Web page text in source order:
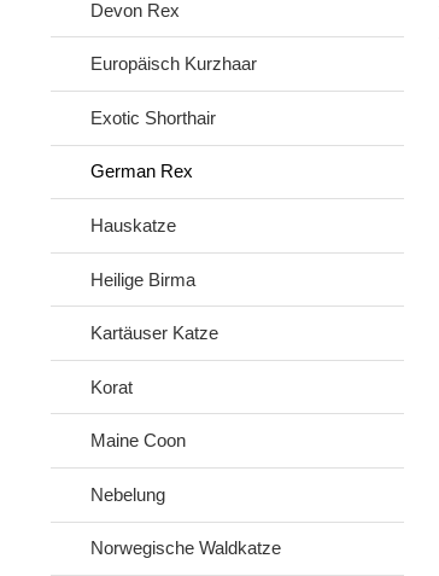
Devon Rex
Europäisch Kurzhaar
Exotic Shorthair
German Rex
Hauskatze
Heilige Birma
Kartäuser Katze
Korat
Maine Coon
Nebelung
Norwegische Waldkatze